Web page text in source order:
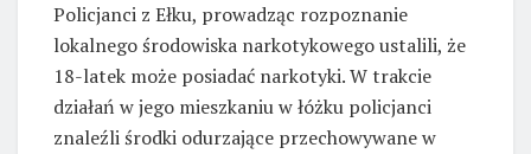
Policjanci z Ełku, prowadząc rozpoznanie
lokalnego środowiska narkotykowego ustalili, że
18-latek może posiadać narkotyki. W trakcie
działań w jego mieszkaniu w łóżku policjanci
znaleźli środki odurzające przechowywane w